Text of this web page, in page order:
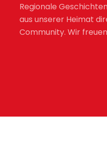
Regionale
aus unserer Heimat
Community. Wir